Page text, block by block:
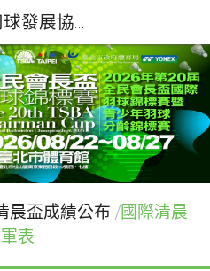
中華民國全民羽球發展協會（T.S.B.A.）
晨盃成績公布 國際清晨
表